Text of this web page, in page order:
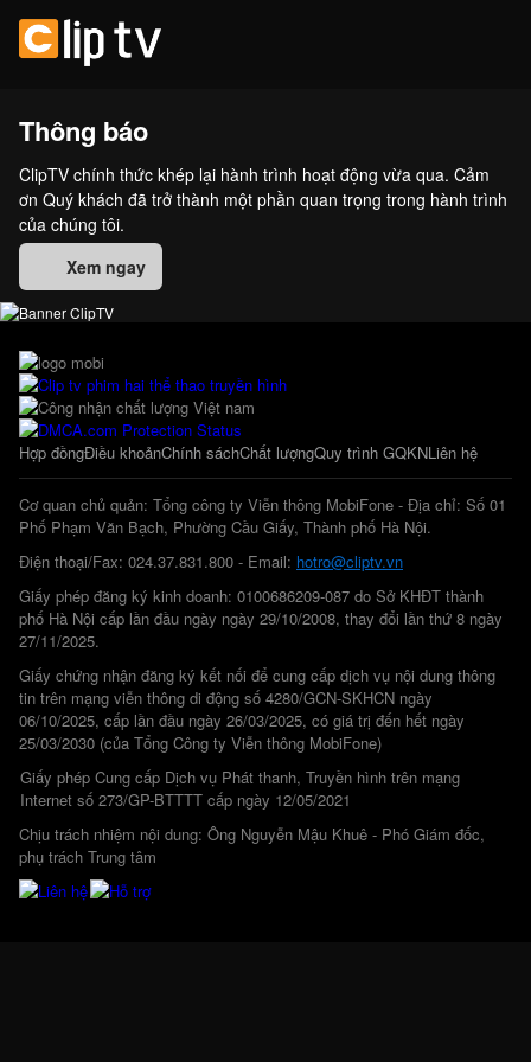
Thông báo
ClipTV chính thức khép lại hành trình hoạt động vừa qua. Cảm
ơn Quý khách đã trở thành một phần quan trọng trong hành trình
của chúng tôi.
Xem ngay
Hợp đồngĐiều khoảnChính sáchChất lượngQuy trình GQKNLiên hệ
Cơ quan chủ quản: Tổng công ty Viễn thông MobiFone - Địa chỉ: Số 01
Phố Phạm Văn Bạch, Phường Cầu Giấy, Thành phố Hà Nội.
Điện thoại/Fax: 024.37.831.800 - Email: hotro@cliptv.vn
Giấy phép đăng ký kinh doanh: 0100686209-087 do Sở KHĐT thành
phố Hà Nội cấp lần đầu ngày ngày 29/10/2008, thay đổi lần thứ 8 ngày
27/11/2025.
Giấy chứng nhận đăng ký kết nối để cung cấp dịch vụ nội dung thông
tin trên mạng viễn thông di động số 4280/GCN-SKHCN ngày
06/10/2025, cấp lần đầu ngày 26/03/2025, có giá trị đến hết ngày
25/03/2030 (của Tổng Công ty Viễn thông MobiFone)
Giấy phép Cung cấp Dịch vụ Phát thanh, Truyền hình trên mạng
Internet số 273/GP-BTTTT cấp ngày 12/05/2021
Chịu trách nhiệm nội dung: Ông Nguyễn Mậu Khuê - Phó Giám đốc,
phụ trách Trung tâm